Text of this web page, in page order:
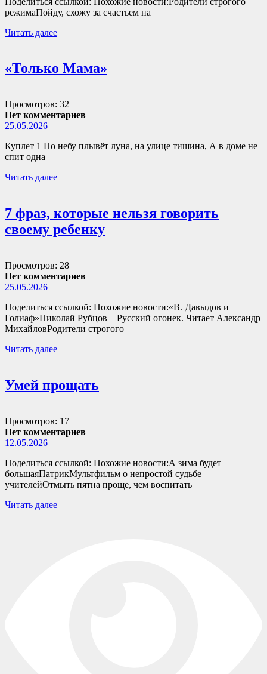
режимаПойду, схожу за счастьем на
Читать далее
«Только Мама»
Просмотров: 32
Нет комментариев
25.05.2026
Куплет 1 По небу плывёт луна, на улице тишина, А в доме не
спит одна
Читать далее
7 фраз, которые нельзя говорить
своему ребенку
Просмотров: 28
Нет комментариев
25.05.2026
Поделиться ссылкой: Похожие новости:«В. Давыдов и
Голиаф»Николай Рубцов – Русский огонек. Читает Александр
МихайловРодители строгого
Читать далее
Умей прощать
Просмотров: 17
Нет комментариев
12.05.2026
Поделиться ссылкой: Похожие новости:А зима будет
большаяПатрикМультфильм о непростой судьбе
учителейОтмыть пятна проще, чем воспитать
Читать далее